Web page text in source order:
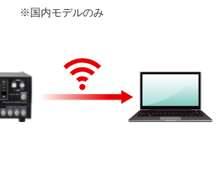
※国内モデルのみ